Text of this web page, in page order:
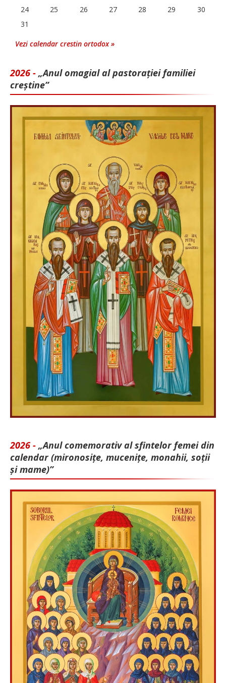
24
25 26 27 28 29
30
31
Vezi calendar crestin ortodox »
2026 - „Anul omagial al pastorației familiei
creștine”
2026 - „Anul comemorativ al sfintelor femei din
calendar (mironosițe, mu­cenițe, monahii, soții
și mame)”